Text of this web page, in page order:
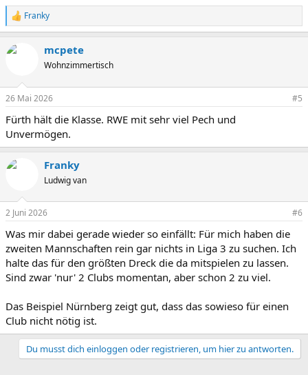
R
e
k
o
n
e
n
:
Franky
mcpete
Wohnzimmertisch
26 Mai 2026 #5
Fürth hält die Klasse. RWE mit sehr viel Pech und
Unvermögen.
Franky
Ludwig van
2 Juni 2026 #6
Was mir dabei gerade wieder so einfällt: Für mich haben die
zweiten Mannschaften rein gar nichts in Liga 3 zu suchen. Ich
halte das für den größten Dreck die da mitspielen zu lassen.
Sind zwar 'nur' 2 Clubs momentan, aber schon 2 zu viel.
Das Beispiel Nürnberg zeigt gut, dass das sowieso für einen
Club nicht nötig ist.
Du musst dich einloggen oder registrieren, um hier zu antworten.